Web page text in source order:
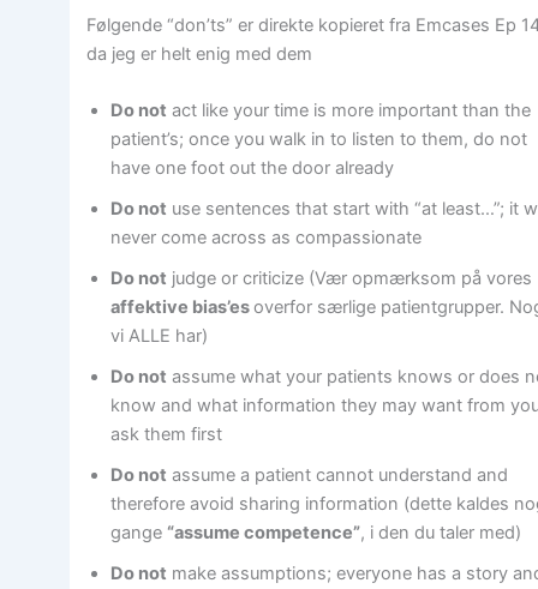
Følgende “don’ts” er direkte kopieret fra Emcases Ep
da jeg er helt enig med dem
Do not act like your time is more important than the
patient’s; once you walk in to listen to them, do not
have one foot out the door already
Do not use sentences that start with “at least…”; it
never come across as compassionate
Do not judge or criticize (Vær opmærksom på vores
affektive bias’esoverfor særlige patientgrupper.
vi ALLE har)
Do not assume what your patients knows or does
know and what information they may want from
ask them first
Do not assume a patient cannot understand and
therefore avoid sharing information (dette kaldes
gange “assume competence”, i den du taler med)
Do not make assumptions; everyone has a story